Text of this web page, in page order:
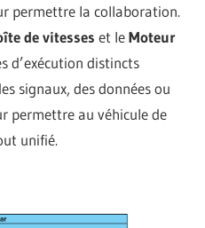
permettre la collaboration.
de vitesses et leMoteur
d’exécution distincts
signaux, des données ou
permettre au véhicule de
unifié.